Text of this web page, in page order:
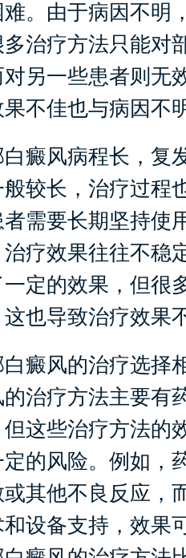
。由于病因不明
治疗方法只能对
另一些患者则无
不佳也与病因不
风病程长，复
较长，治疗过程
需要长期坚持使
疗效果往往不稳
定的效果，但很
也导致治疗效果
风的治疗选择
治疗方法主要有
这些治疗方法的
的风险。例如，
其他不良反应，
设备支持，效果